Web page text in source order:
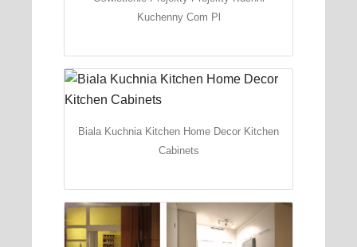
Kuchenny Com Pl
Biala Kuchnia Kitchen Home Decor Kitchen
Cabinets